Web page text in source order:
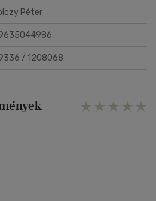
Péter
/ 1208068